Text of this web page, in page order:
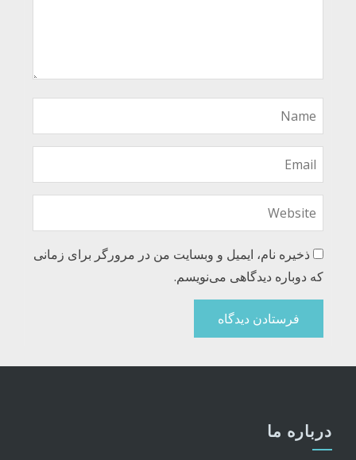
ذخیره نام، ایمیل و وبسایت من در مرورگر برای زمانی
که دوباره دیدگاهی می‌نویسم.
درباره ما